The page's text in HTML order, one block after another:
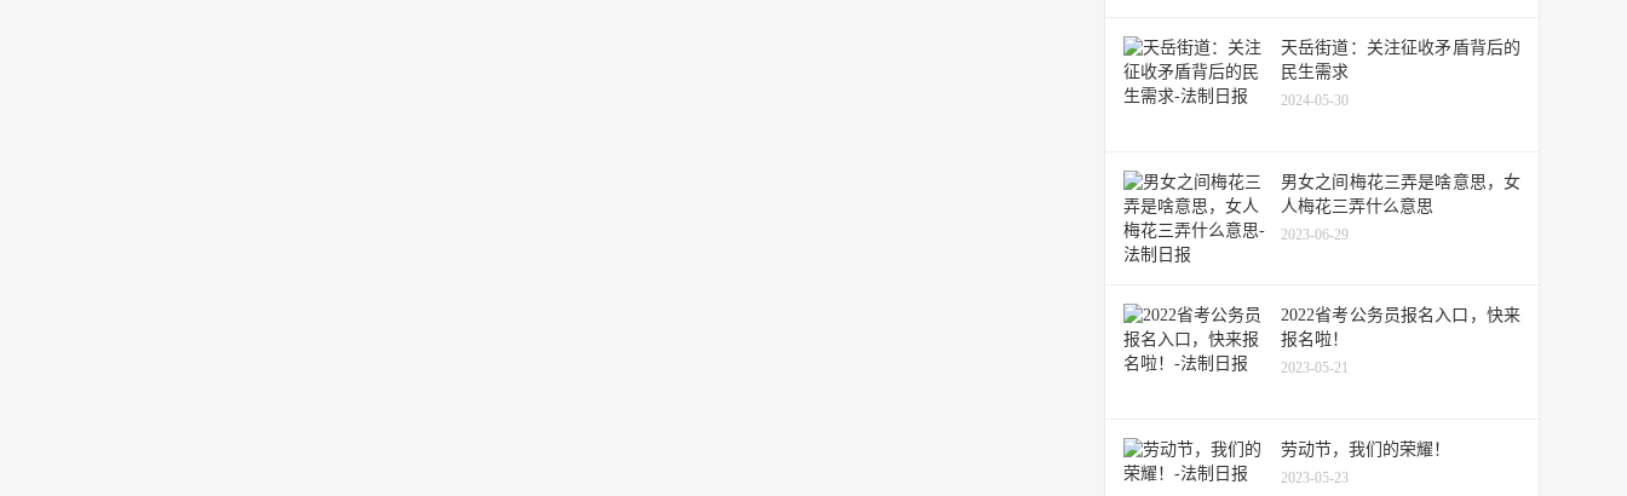
天岳街道：关注征收矛盾背后的
民生需求
2024-05-30
男女之间梅花三弄是啥意思，女
人梅花三弄什么意思
2023-06-29
2022省考公务员报名入口，快来
报名啦！
2023-05-21
劳动节，我们的荣耀！
2023-05-23